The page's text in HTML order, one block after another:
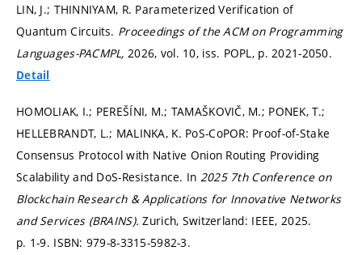
LIN, J.; THINNIYAM, R. Parameterized Verification of
Quantum Circuits. Proceedings of the ACM on Programming
Languages-PACMPL, 2026, vol. 10, iss. POPL, p. 2021-2050.
Detail
HOMOLIAK, I.; PEREŠÍNI, M.; TAMAŠKOVIČ, M.; PONEK, T.;
HELLEBRANDT, L.; MALINKA, K. PoS-CoPOR: Proof-of-Stake
Consensus Protocol with Native Onion Routing Providing
Scalability and DoS-Resistance. In 2025 7th Conference on
Blockchain Research & Applications for Innovative Networks
and Services (BRAINS).Zurich, Switzerland: IEEE, 2025.
p. 1-9. ISBN: 979-8-3315-5982-3.